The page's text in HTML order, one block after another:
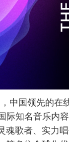
中国领先的在
际知名音乐内
魂歌者、实力